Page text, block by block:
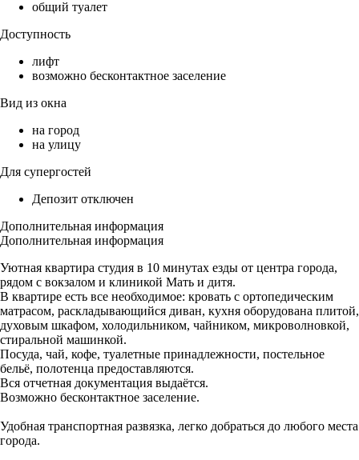
общий туалет
Доступность
лифт
возможно бесконтактное заселение
Вид из окна
на город
на улицу
Для супергостей
Депозит отключен
Дополнительная информация
Дополнительная информация
Уютная квартира студия в 10 минутах езды от центра города,
рядом с вокзалом и клиникой Мать и дитя.
В квартире есть все необходимое: кровать с ортопедическим
матрасом, раскладывающийся диван, кухня оборудована плитой,
духовым шкафом, холодильником, чайником, микроволновкой,
стиральной машинкой.
Посуда, чай, кофе, туалетные принадлежности, постельное
бельё, полотенца предоставляются.
Вся отчетная документация выдаётся.
Возможно бесконтактное заселение.
Удобная транспортная развязка, легко добраться до любого места
города.